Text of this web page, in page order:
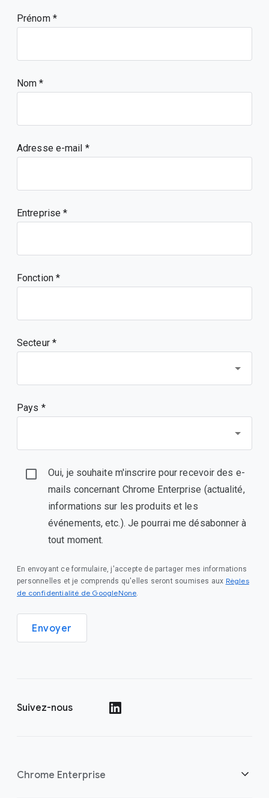
Prénom
Nom
Adresse e-mail
Entreprise
Fonction
Secteur *
Pays *
Oui, je souhaite m'inscrire pour recevoir des e-
mails concernant Chrome Enterprise (actualité,
informations sur les produits et les
événements, etc.). Je pourrai me désabonner à
tout moment.
En envoyant ce formulaire, j'accepte de partager mes informations
personnelles et je comprends qu'elles seront soumises aux Règles
de confidentialité de GoogleNone.
Envoyer
Suivez-nous
Chrome Enterprise